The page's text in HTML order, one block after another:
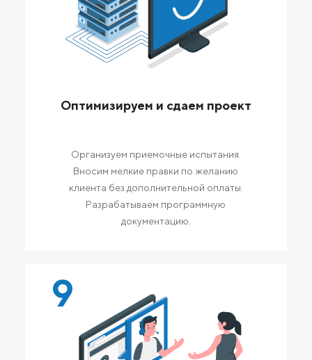
Оптимизируем и сдаем проект
Организуем приемочные испытания.
Вносим мелкие правки по желанию
клиента без дополнительной оплаты.
Разрабатываем программную
документацию.
9